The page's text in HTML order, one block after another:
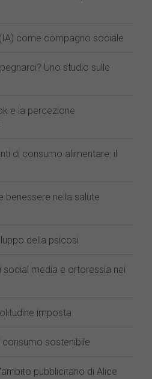
come compagno sociale
Uno studio sulle
e la percezione
di consumo alimentare: il
benessere nella salute
della psicosi
media e ortoressia nei
imposta
sostenibile
pubblicitario di Alice